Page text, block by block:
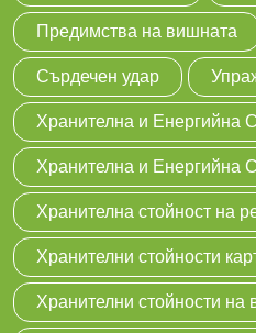
Предимства на вишната
Сърдечен удар
Хранителна и Енергийна
Хранителна и Енергийна
Хранителна стойност на
Хранителни стойности
Хранителни стойности на